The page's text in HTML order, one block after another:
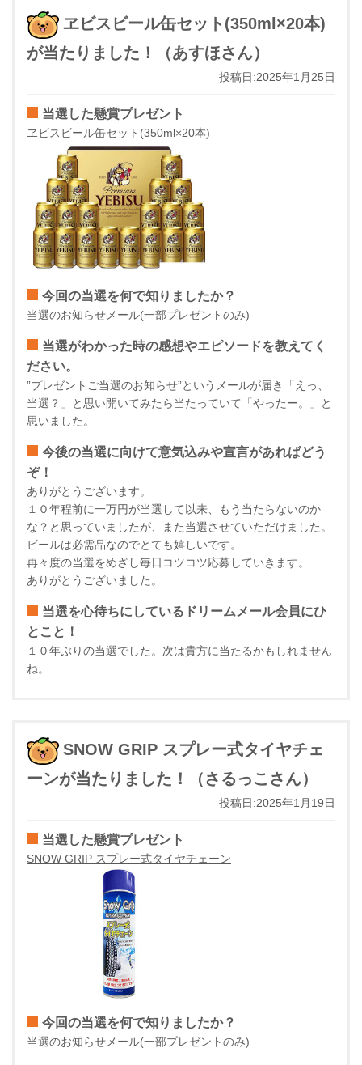
ヱビスビール缶セット(350ml×20本)
が当たりました！（あすほさん）
投稿日:2025年1月25日
当選した懸賞プレゼント
ヱビスビール缶セット(350ml×20本)
今回の当選を何で知りましたか？
当選のお知らせメール(一部プレゼントのみ)
当選がわかった時の感想やエピソードを教えてく
ださい。
”プレゼントご当選のお知らせ”というメールが届き「えっ、
当選？」と思い開いてみたら当たっていて「やったー。」と
思いました。
今後の当選に向けて意気込みや宣言があればどう
ぞ！
ありがとうございます。
１０年程前に一万円が当選して以来、もう当たらないのか
な？と思っていましたが、また当選させていただけました。
ビールは必需品なのでとても嬉しいです。
再々度の当選をめざし毎日コツコツ応募していきます。
ありがとうございました。
当選を心待ちにしているドリームメール会員にひ
とこと！
１０年ぶりの当選でした。次は貴方に当たるかもしれません
ね。
SNOW GRIP スプレー式タイヤチェ
ーンが当たりました！（さるっこさん）
投稿日:2025年1月19日
当選した懸賞プレゼント
SNOW GRIP スプレー式タイヤチェーン
今回の当選を何で知りましたか？
当選のお知らせメール(一部プレゼントのみ)